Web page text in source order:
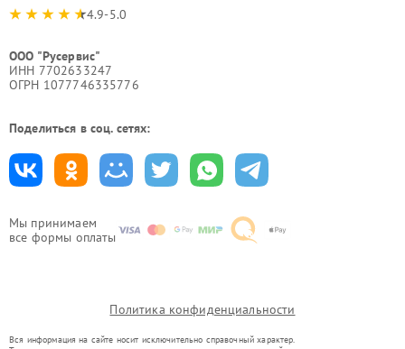
Мы принимаем
все формы оплаты
4.9-5.0
ООО "Русервис"
ИНН 7702633247
ОГРН 1077746335776
Поделиться в соц. сетях:
Политика конфиденциальности
Вся информация на сайте носит исключительно справочный характер.